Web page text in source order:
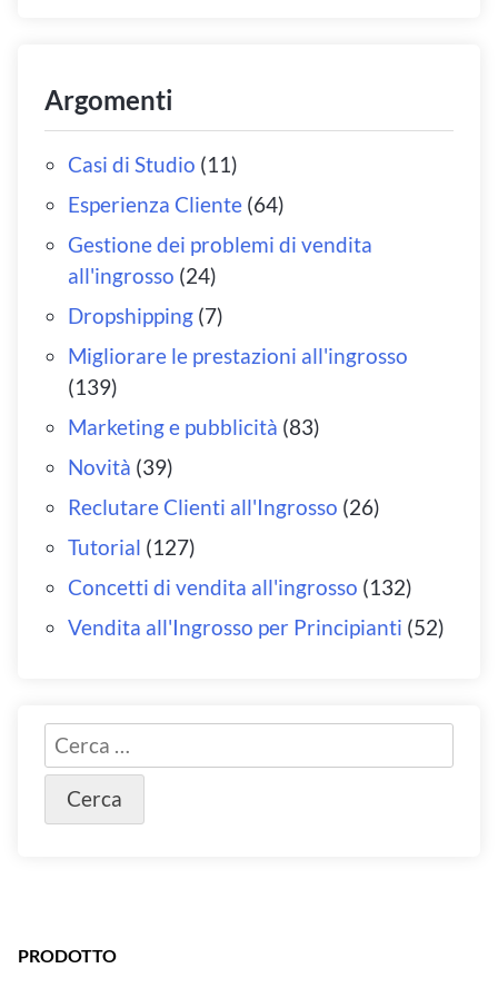
Argomenti
Casi di Studio (11)
Esperienza Cliente(64)
Gestione dei problemi di vendita
all'ingrosso (24)
Dropshipping(7)
Migliorare le prestazioni all'ingrosso
(139)
Marketing e pubblicità (83)
Novità (39)
Reclutare Clienti all'Ingrosso (26)
Tutorial (127)
Concetti di vendita all'ingrosso (132)
Vendita all'Ingrosso per Principianti (52)
PRODOTTO